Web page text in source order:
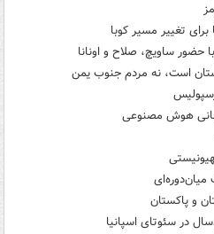
تغییر مسیر کوبا
حضور ساویچ، صلاح و اونانا
است، نه مردم جنوب یمن
هوش مصنوعی
میان‌دوره‌ای
و پاکستان